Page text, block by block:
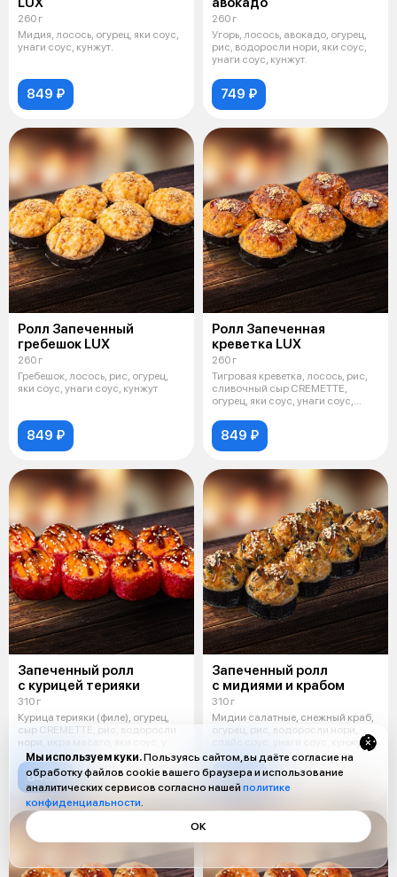
260 г
Мидия, лосось, огурец, яки соус,
унаги соус, кунжут.
849 ₽
260 г
Угорь, лосось, авокадо, огурец,
рис, водоросли нори, яки соус,
унаги соус, кунжут.
749 ₽
Ролл Запеченный
гребешок LUX
260 г
Гребешок, лосось, рис, огурец,
яки соус, унаги соус, кунжут
849 ₽
Ролл Запеченная
креветка LUX
260 г
Тигровая креветка, лосось, рис,
сливочный сыр CREMETTE,
огурец, яки соус, унаги соус,
849 ₽
Запеченный ролл
с курицей терияки
310 г
Курица терияки (филе), огурец,
сыр CREMETTE, рис, водоросли
нори, икра масаго, яки соус, у
649 ₽
Запеченный ролл
с мидиями и крабом
310 г
Мидии салатные, снежный краб,
огурец, рис, водоросли нори,
спайс соус, унаги соус, кунжут.
699 ₽
Мы используем куки.Пользуясь сайтом, вы даёте согласие на
обработку файлов cookie вашего браузера и использование
аналитических сервисов согласно нашей политике
конфиденциальности.
ОК